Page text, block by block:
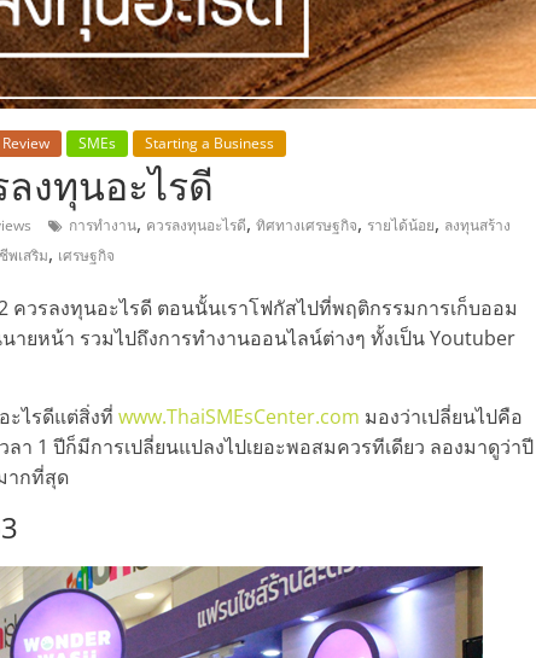
Review SMEs Starting a Business
งทุนอะไรดี
การทำงาน, ควรลงทุนอะไรดี, ทิศทางเศรษฐกิจ, รายได้น้อย, ลงทุนสร้าง
พเสริม, เศรษฐกิจ
ควรลงทุนอะไรดี ตอนนั้นเราโฟกัสไปที่พฤติกรรมการเก็บออม
ยหน้า รวมไปถึงการทำงานออนไลน์ต่างๆ ทั้งเป็น Youtuber
ะไรดีแต่สิ่งที่ www.ThaiSMEsCenter.com มองว่าเปลี่ยนไปคือ
า 1 ปีก็มีการเปลี่ยนแปลงไปเยอะพอสมควรทีเดียว ลองมาดูว่าปี
ากที่สุด